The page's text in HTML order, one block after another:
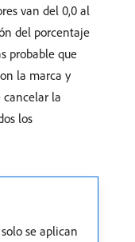
van del 0,0 al
del porcentaje
probable que
la marca y
cancelar la
los
se aplican